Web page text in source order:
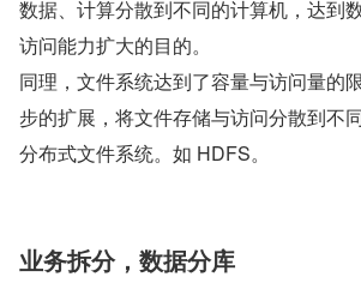
数据、计算分散到不同的计算机，达到
访问能力扩大的目的。
同理，文件系统达到了容量与访问量的
步的扩展，将文件存储与访问分散到不
分布式文件系统。如 HDFS。
业务拆分，数据分库